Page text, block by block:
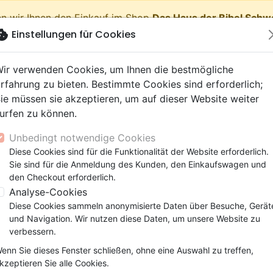
wir Ihnen den Einkauf im ShopDas Haus der Bibel
Neuheiten
Testamente
Bibelstudium
Segond 21
Darby
(Religion,
Wachstum
Gemeinde
Kinder
Kinder-, Erwachsenenarbeit
Leiden, Seelsorge
Gesundheit
Gemeinde
Ehe
Andachten
Leiden, Seelsorge
Wissenschaften)
Bibeln
9 Jahre
12 Jahre
Jugendliche, Teenager
Bibeln
Latino, Folk
Soul
Rap, Hip-hop
Instrumental
Pop, Rock
Konferenz
Spielfilm
Dokumentarfilm, Reportage
Spiele, Unterhaltung
Bibelhüllen
vivante [broché] - Transcription dynamique des
Prophétie vivante [broché]
Transcription dynamique des
Version :Parole Vivante
Beschreibung Artikeldetails
Einstellungen für Cookies
verwenden Cookies, um Ihnen die bestmögliche
zu bieten. Bestimmte Cookies sind erforderlich;
müssen sie akzeptieren, um auf dieser Website weiter
zu können.
Unbedingt notwendige Cookies
Diese Cookies sind für die Funktionalität der Website erforderlich.
Sie sind für die Anmeldung des Kunden, den Einkaufswagen und
den Checkout erforderlich.
Analyse-Cookies
Diese Cookies sammeln anonymisierte Daten über Besuche,
und Navigation. Wir nutzen diese Daten, um unsere Website zu
verbessern.
Sie dieses Fenster schließen, ohne eine Auswahl zu treffen,
Sie alle Cookies.